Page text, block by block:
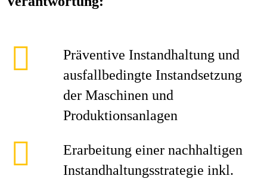
Präventive Instandhaltung und
ausfallbedingte Instandsetzung
der Maschinen und
Produktionsanlagen
Erarbeitung einer nachhaltigen
Instandhaltungsstrategie inkl.